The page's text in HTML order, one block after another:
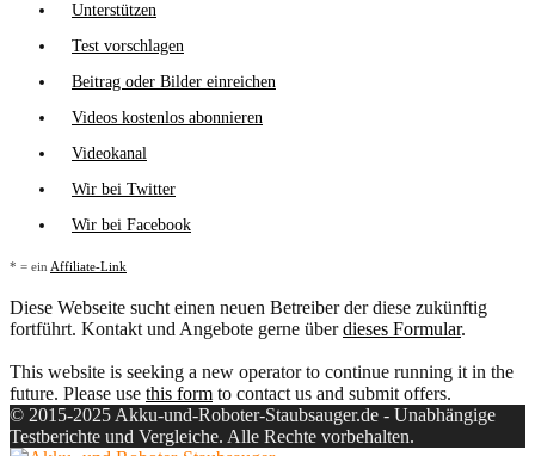
Unterstützen
Test vorschlagen
Beitrag oder Bilder einreichen
Videos kostenlos abonnieren
Videokanal
Wir bei Twitter
Wir bei Facebook
* = ein Affiliate-Link
Diese Webseite sucht einen neuen Betreiber der diese zukünftig
fortführt. Kontakt und Angebote gerne überdieses Formular.
This website is seeking a new operator to continue running it in the
future. Please use this form to contact us and submit offers.
© 2015-2025 Akku-und-Roboter-Staubsauger.de - Unabhängige
Testberichte und Vergleiche. Alle Rechte vorbehalten.